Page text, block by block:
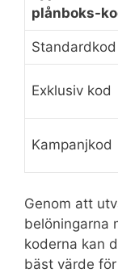
plånboks-
Standardkod
Exklusiv kod
Kampanjkod
Genom att
belöningarna
koderna kan
bäst värde